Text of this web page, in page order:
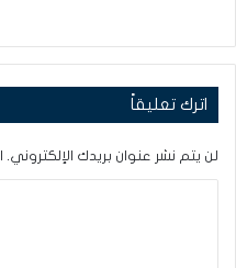
اترك تعليقاً
لن يتم نشر عنوان بريدك الإلكتروني.